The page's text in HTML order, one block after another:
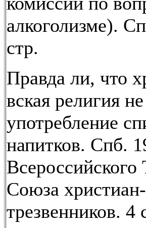
алкоголизме).
стр.
Правда ли, что
вская религия
употребление
напитков. Спб.
Всероссийского
Союза христиан-
трезвенников. 4